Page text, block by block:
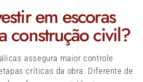
em escoras
construção civil?
assegura maior controle
críticas da obra. Diferente de